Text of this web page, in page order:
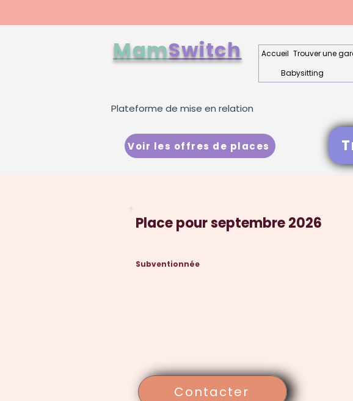
MamSwitch Accueil Trouver une
Babysitting
Plateforme de mise en relation
Voir les offres de places
Place pour septembre 2026
Subventionnée
Contacter